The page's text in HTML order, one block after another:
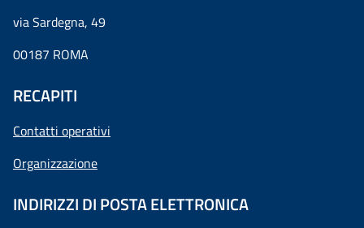
via Sardegna, 49
00187 ROMA
RECAPITI
Contatti operativi
Organizzazione
INDIRIZZI DI POSTA ELETTRONICA